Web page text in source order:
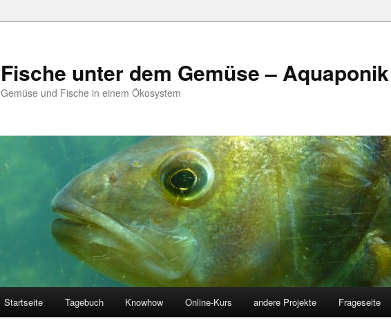
Fische unter dem Gemüse – Aquaponik
Gemüse und Fische in einem Ökosystem
Startseite Tagebuch Knowhow Online-Kurs andere Projekte Frageseite